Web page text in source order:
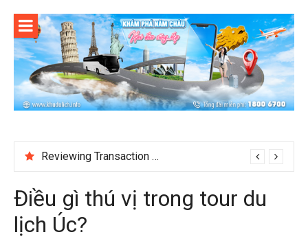
content
Reviewing Transaction History at BetNinja UK
Điều gì thú vị trong tour du
lịch Úc?